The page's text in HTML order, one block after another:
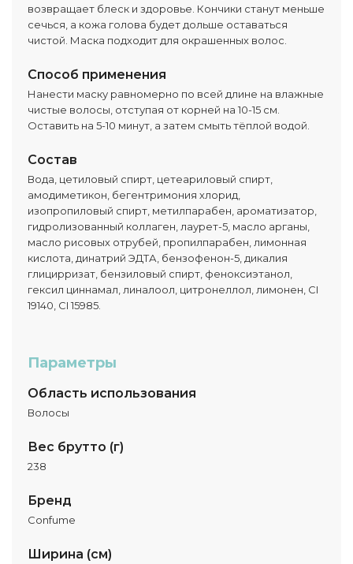
возвращает блеск и здоровье. Кончики станут меньше
сечься, а кожа голова будет дольше оставаться
чистой. Маска подходит для окрашенных волос.
Способ применения
Нанести маску равномерно по всей длине на влажные
чистые волосы, отступая от корней на 10-15 см.
Оставить на 5-10 минут, а затем смыть тёплой водой.
Состав
Вода, цетиловый спирт, цетеариловый спирт,
амодиметикон, бегентримония хлорид,
изопропиловый спирт, метилпарабен, ароматизатор,
гидролизованный коллаген, лаурет-5, масло арганы,
масло рисовых отрубей, пропилпарабен, лимонная
кислота, динатрий ЭДТА, бензофенон-5, дикалия
глицирризат, бензиловый спирт, феноксиэтанол,
гексил циннамал, линалоол, цитронеллол, лимонен, CI
19140, CI 15985.
Параметры
Область использования
Волосы
Вес брутто (г)
238
Бренд
Confume
Ширина (см)